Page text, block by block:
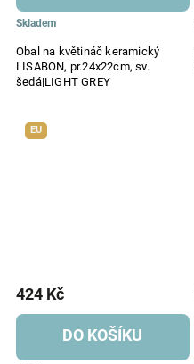
Obal na květináč keramický
LISABON, pr.24x22cm, sv.
šedá|LIGHT GREY
Skladem
EU
424 Kč
DO KOŠÍKU